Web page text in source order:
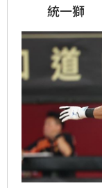
統一獅